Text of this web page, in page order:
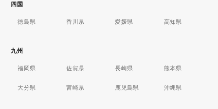
四国
徳島県 香川県 愛媛県 高知県
九州
福岡県 佐賀県 長崎県 熊本県
大分県 宮崎県 鹿児島県 沖縄県